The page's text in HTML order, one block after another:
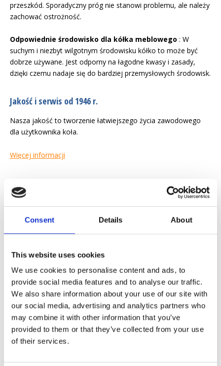
Consent Details About
This website uses cookies
We use cookies to personalise content and ads, to
provide social media features and to analyse our traffic.
We also share information about your use of our site with
our social media, advertising and analytics partners who
may combine it with other information that you’ve
provided to them or that they’ve collected from your use
of their services.
przeszkód. Sporadyczny próg nie stanowi problemu, ale należy
zachować ostrożność.
Odpowiednie środowisko dla kółka meblowego : W
suchym i niezbyt wilgotnym środowisku kółko to może być
dobrze używane. Jest odporny na łagodne kwasy i zasady,
dzięki czemu nadaje się do bardziej przemysłowych środowisk.
Jakość i serwis od 1946 r.
Nasza jakość to tworzenie łatwiejszego życia zawodowego
dla użytkownika koła.
Więcej informacji
Kółko: Materiał: Guma termoplastyczna (TPR) Kolor: Szary
Niebrudzący Łożysko: Łożysko ślizgowe
Chcemy ułatwić ci życie zawodowe
Szybka dostawa
Modele 3D CAD
Usługi inżynieryjne
Żądanie części OE